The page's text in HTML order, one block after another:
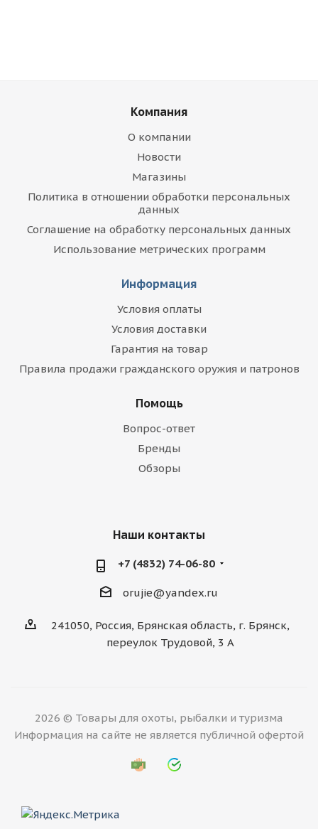
Компания
О компании
Новости
Магазины
Политика в отношении обработки персональных
данных
Соглашение на обработку персональных данных
Использование метрических программ
Информация
Условия оплаты
Условия доставки
Гарантия на товар
Правила продажи гражданского оружия и патронов
Помощь
Вопрос-ответ
Бренды
Обзоры
Наши контакты
+7 (4832) 74-06-80
orujie@yandex.ru
241050, Россия, Брянская область, г. Брянск,
переулок Трудовой, 3 А
2026 © Товары для охоты, рыбалки и туризма
Информация на сайте не является публичной офертой